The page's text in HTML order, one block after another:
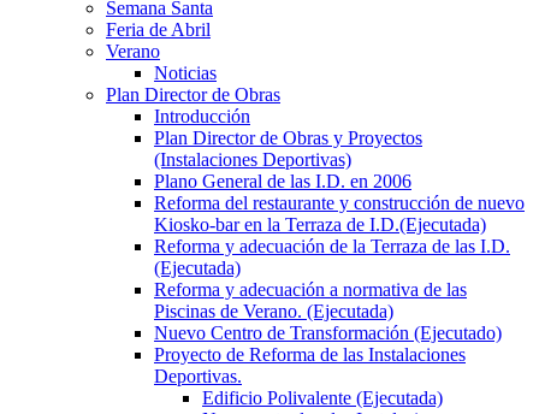
Semana Santa
Feria de Abril
Verano
Noticias
Plan Director de Obras
Introducción
Plan Director de Obras y Proyectos
(Instalaciones Deportivas)
Plano General de las I.D. en 2006
Reforma del restaurante y construcción de nuevo
Kiosko-bar en la Terraza de I.D.(Ejecutada)
Reforma y adecuación de la Terraza de las I.D.
(Ejecutada)
Reforma y adecuación a normativa de las
Piscinas de Verano. (Ejecutada)
Nuevo Centro de Transformación (Ejecutado)
Proyecto de Reforma de las Instalaciones
Deportivas.
Edificio Polivalente (Ejecutada)